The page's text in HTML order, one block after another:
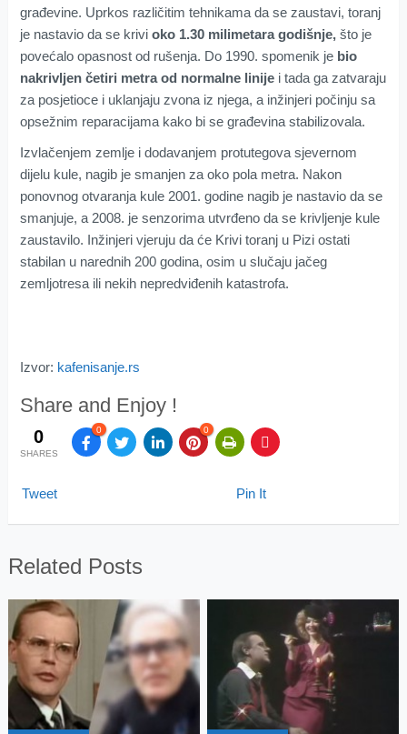
građevine. Uprkos različitim tehnikama da se zaustavi, toranj
je nastavio da se krivi oko 1.30 milimetara godišnje,što je
povećalo opasnost od rušenja. Do 1990. spomenik je bio
nakrivljen četiri metra od normalne linijei tada ga zatvaraju
za posjetioce i uklanjaju zvona iz njega, a inžinjeri počinju sa
opsežnim reparacijama kako bi se građevina stabilizovala.
Izvlačenjem zemlje i dodavanjem protutegova sjevernom
dijelu kule, nagib je smanjen za oko pola metra. Nakon
ponovnog otvaranja kule 2001. godine nagib je nastavio da se
smanjuje, a 2008. je senzorima utvrđeno da se krivljenje kule
zaustavilo. Inžinjeri vjeruju da će Krivi toranj u Pizi ostati
stabilan u narednih 200 godina, osim u slučaju jačeg
zemljotresa ili nekih nepredviđenih katastrofa.
Izvor: kafenisanje.rs
Share and Enjoy !
0
SHARES
0 0
Tweet Pin It
Related Posts